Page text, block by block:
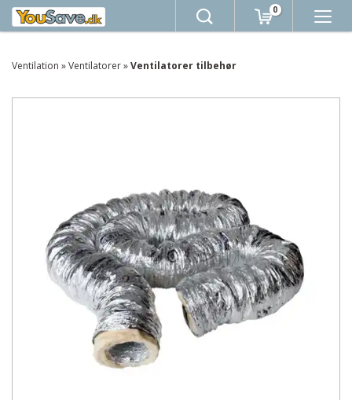
0
Ventilation »Ventilatorer»Ventilatorer tilbehør